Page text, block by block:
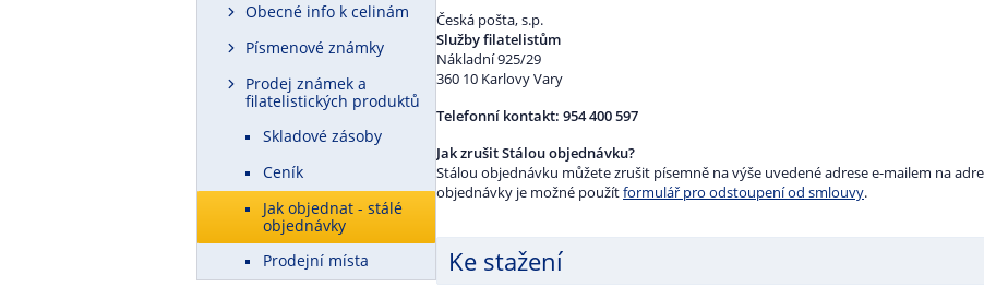
Obecné info k celinám
Písmenové známky
Prodej známek a
filatelistických produktů
Skladové zásoby
Ceník
Jak objednat - stálé
objednávky
Prodejní místa
Česká pošta, s.p.
Služby filatelistům
Nákladní 925/29
360 10 Karlovy Vary
Telefonní kontakt: 954 400 597
Jak zrušit Stálou objednávku?
Stálou objednávku můžete zrušit písemně na výše uvedené adrese e-mailem na
objednávky je možné použítformulář pro odstoupení od smlouvy.
Ke stažení